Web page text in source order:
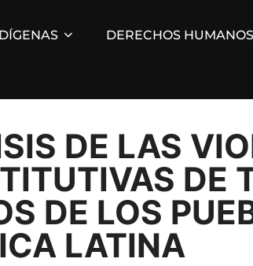
DERECHOS HUMANOS
DE LAS
DE
DE LOS
LATINA